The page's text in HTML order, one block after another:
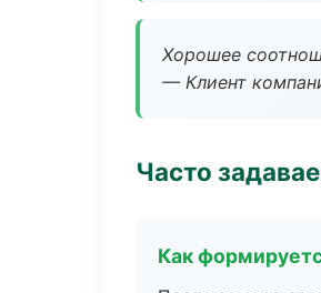
Хорошее
— Клиент
Часто
Как